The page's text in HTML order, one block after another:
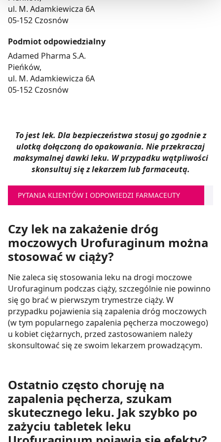
Możesz również kliknąć „
pozyskiwanie od Ciebie danych, które nie są niezbędne
dla funkcjonowania Strony. Będzie się to jednak wiązało
z brakiem dostępu do wszystkich funkcjonalności
Strony.
ul. M. Adamkiewicza 6A
05-152 Czosnów
Podmiot odpowiedzialny
Adamed Pharma S.A.
Pieńków,
ul. M. Adamkiewicza 6A
05-152 Czosnów
To jest lek. Dla bezpieczeństwa stosuj go zgodnie z
ulotką dołączoną do opakowania. Nie przekraczaj
maksymalnej dawki leku. W przypadku wątpliwości
skonsultuj się z lekarzem lub farmaceutą.
PYTANIA KLIENTÓW I ODPOWIEDZI FARMACEUTY
Czy lek na zakażenie dróg
moczowych Urofuraginum można
stosować w ciąży?
Nie zaleca się stosowania leku na drogi moczowe
Urofuraginum podczas ciąży, szczególnie nie powinno
się go brać w pierwszym trymestrze ciąży. W
przypadku pojawienia sią zapalenia dróg moczowych
(w tym popularnego zapalenia pęcherza moczowego)
u kobiet ciężarnych, przed zastosowaniem należy
skonsultować się ze swoim lekarzem prowadzącym.
Ostatnio często choruję na
zapalenia pęcherza, szukam
skutecznego leku. Jak szybko po
zażyciu tabletek leku